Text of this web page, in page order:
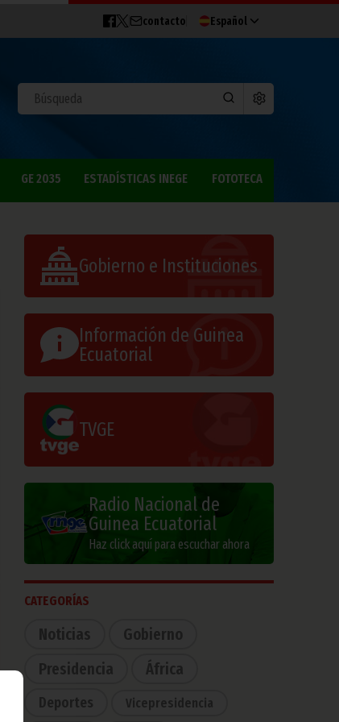
contacto Español
GE 2035 ESTADÍSTICAS INEGE FOTOTECA
Gobierno e Instituciones
Información de Guinea
Ecuatorial
TVGE
Radio Nacional de
Guinea Ecuatorial
Haz click aquí para escuchar ahora
CATEGORÍAS
Noticias
Gobierno
Presidencia
África
Deportes Vicepresidencia